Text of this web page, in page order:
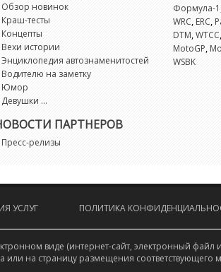
Обзор новинок
Краш-тесты
Концепты
Вехи истории
Энциклопедия автознаменитостей
Водителю на заметку
Юмор
Девушки ...
ПАРТНЕРОВ
Пресс-релизы
Формула-1
WRC,ERC,
DTM,WTCC
MotoGP,
WSBK
УСЛУГ ПОЛИТИКА
виде (интернет-сайт, электронный
или на страницу размещения соответствующего